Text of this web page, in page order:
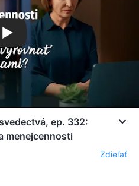
ep. 332:
menejcennosti
Zdieľať